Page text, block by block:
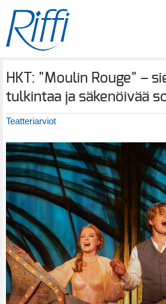
HKT: "Moulin Rouge" –
tulkintaa ja säkenöivää
Teatteriarviot